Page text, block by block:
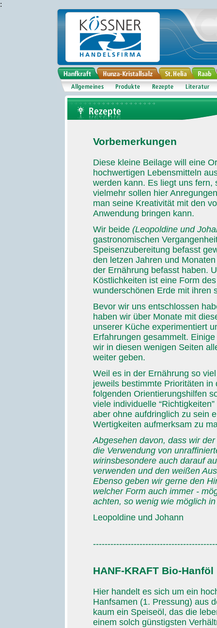
:
Vorbemerkungen
Diese kleine Beilage will eine
hochwertigen Lebensmitteln
werden kann. Es liegt uns fern,
vielmehr sollen hier
man seine Kreativität mit den
Anwendung bringen kann.
Wir beide (Leopoldine und
gastronomischen
Speisenzubereitung befasst
den letzen Jahren und
der Ernährung befasst haben.
Köstlichkeiten ist eine Form
wunderschönen Erde mit ihren
Bevor wir uns entschlossen
haben wir über Monate mit
unserer Küche experimentiert
Erfahrungen gesammelt.
wir in diesen wenigen Seiten
weiter geben.
Weil es in der Ernährung so
jeweils bestimmte Prioritäten
folgenden Orientierungshilfen
viele individuelle
aber ohne aufdringlich zu sein
Wertigkeiten aufmerksam zu
Abgesehen davon, dass wir
die Verwendung von
wirinsbesondere auch darauf
verwenden und den weißen
Ebenso geben wir gerne den
welcher Form auch immer -
achten, so wenig wie möglich
Leopoldine und Johann
HANF-KRAFT Bio-Hanföl
Hier handelt es sich um ein
Hanfsamen (1. Pressung) aus
kaum ein Speiseöl, das die
einem solch günstigsten